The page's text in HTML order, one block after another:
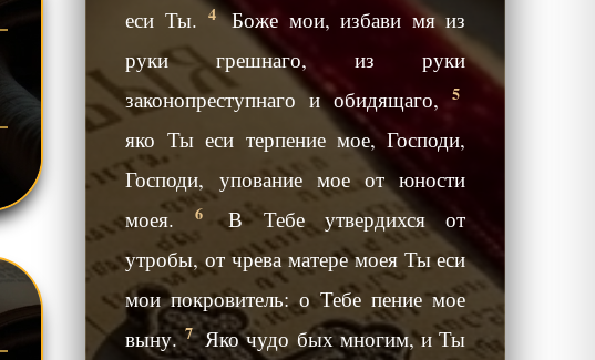
еси Ты. 4 Боже мои, избави мя из
руки грешнаго, из руки
законопреступнаго и обидящаго,5
яко Ты еси терпение мое, Господи,
Господи, упование мое от юности
моея.
6
В Тебе утвердихся от
утробы, от чрева матере моея Ты еси
мои покровитель: о Тебе пение мое
выну.7 Яко чудо бых многим, и Ты